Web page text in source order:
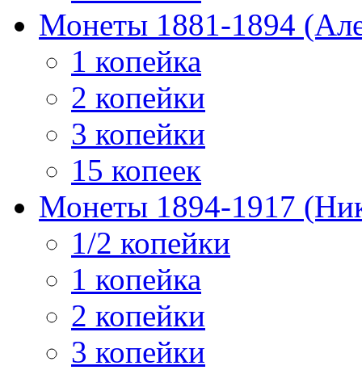
Монеты 1881-1894
1 копейка
2 копейки
3 копейки
15 копеек
Монеты 1894-1917
1/2 копейки
1 копейка
2 копейки
3 копейки